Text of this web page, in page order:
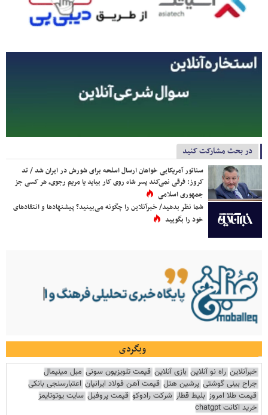
در بحث مشارکت کنید
سناتور آمریکایی خواهان ارسال اسلحه برای شورش در ایران شد / تد
کروز: فرقی نمی‌کند پسر شاه روی کار بیاید یا مریم رجوی، هر کسی جز
جمهوری اسلامی
شما نظر بدهید/ خبرآنلاین را چگونه می‌بینید؟ پیشنهادها و انتقادهای
خود را بگویید
وبگردی
خبرآنلاین راه نو آنلاین بازی آنلاین قیمت تلویزیون سونی مبل مینیمال
جراح بینی گوشتی پرشین هتل قیمت آهن فولاد ایرانیان اعتبارسنجی بانکی
قیمت طلا امروز بلیط قطار شرکت رادوکو قیمت پروفیل سایت یوتوتایمز
خرید اکانت chatgpt